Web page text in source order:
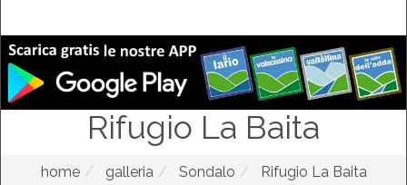
Rifugio La Baita
home galleria Sondalo Rifugio La Baita